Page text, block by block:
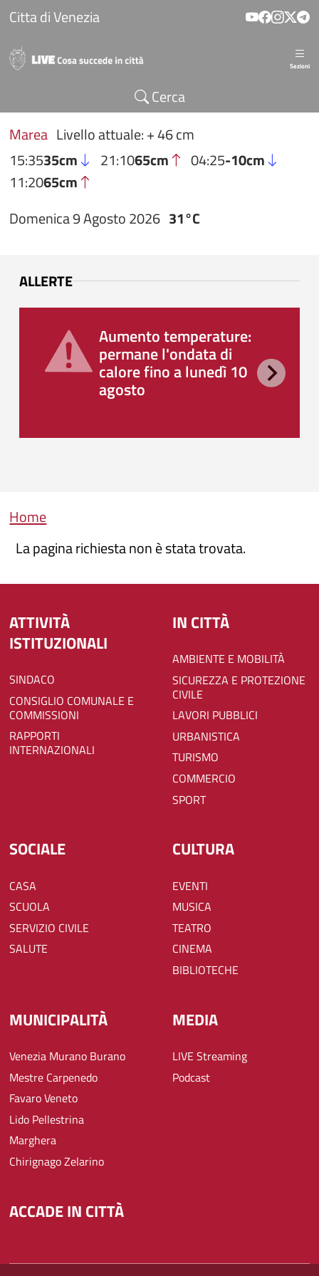
Salta al contenuto principale
Citta di Venezia
Sezioni
Cerca
Marea Livello attuale: + 46 cm
15:3535cm 21:1065cm 04:25-10cm
11:2065cm
Domenica 9 Agosto 2026 31°C
ALLERTE
Aumento temperature:
permane l'ondata di
calore fino a lunedì 10
agosto
Briciole di pane
Home
La pagina richiesta non è stata trovata.
ATTIVITÀ
ISTITUZIONALI
SINDACO
CONSIGLIO COMUNALE E
COMMISSIONI
RAPPORTI
INTERNAZIONALI
IN CITTÀ
AMBIENTE E MOBILITÀ
SICUREZZA E PROTEZIONE
CIVILE
LAVORI PUBBLICI
URBANISTICA
TURISMO
COMMERCIO
SPORT
SOCIALE
CASA
SCUOLA
SERVIZIO CIVILE
SALUTE
CULTURA
EVENTI
MUSICA
TEATRO
CINEMA
BIBLIOTECHE
MUNICIPALITÀ
Venezia Murano Burano
Mestre Carpenedo
Favaro Veneto
Lido Pellestrina
Marghera
Chirignago Zelarino
MEDIA
LIVE Streaming
Podcast
ACCADE IN CITTÀ